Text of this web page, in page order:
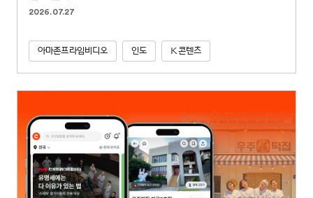
2026.07.27
아마존프라임비디오 인도 K콘텐츠